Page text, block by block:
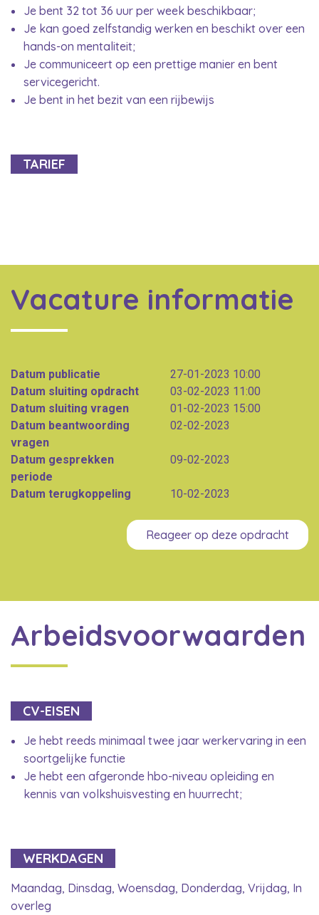
Je bent 32 tot 36 uur per week beschikbaar;
Je kan goed zelfstandig werken en beschikt over een
hands-on mentaliteit;
Je communiceert op een prettige manier en bent
servicegericht.
Je bent in het bezit van een rijbewijs
TARIEF
Vacature informatie
Datum publicatie
27-01-2023 10:00
Datum sluiting opdracht
03-02-2023 11:00
Datum sluiting vragen
01-02-2023 15:00
Datum beantwoording
vragen
02-02-2023
Datum gesprekken
periode
09-02-2023
Datum terugkoppeling 10-02-2023
Reageer op deze opdracht
Arbeidsvoorwaarden
CV-EISEN
Je hebt reeds minimaal twee jaar werkervaring in een
soortgelijke functie
Je hebt een afgeronde hbo-niveau opleiding en
kennis van volkshuisvesting en huurrecht;
WERKDAGEN
Maandag, Dinsdag, Woensdag, Donderdag, Vrijdag, In
overleg